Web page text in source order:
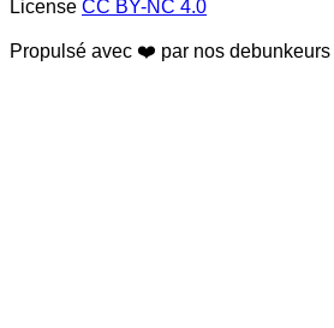
License CC BY-NC 4.0
Propulsé avec ❤️ par nos debunkeurs